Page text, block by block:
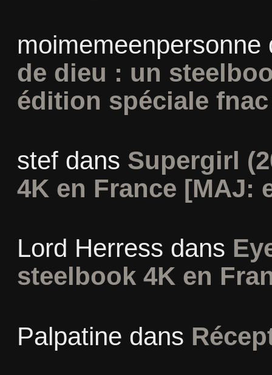
moimemeenpersonne
de dieu : un
édition spéciale
stefdans Supergirl
4K en France [MAJ:
Lord Herress dans
steelbook 4K en
Palpatine dans